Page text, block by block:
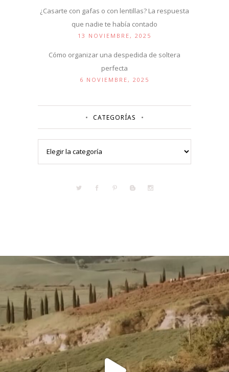
¿Casarte con gafas o con lentillas? La respuesta
que nadie te había contado
13 NOVIEMBRE, 2025
Cómo organizar una despedida de soltera
perfecta
6 NOVIEMBRE, 2025
CATEGORÍAS